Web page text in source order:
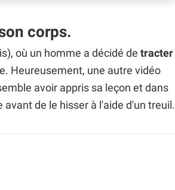
corps.
où un homme a décidé de tracter
Heureusement, une autre vidéo
avoir appris sa leçon et dans
de le hisser à l'aide d'un treuil.